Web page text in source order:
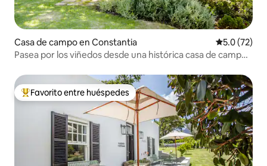
Casa de campo en Constantia Calificación
5.0 (72)
Pasea por los viñedos desde una histórica casa de campo
De los mejores en Favorito entre huéspedes
Favorito entre huéspedes